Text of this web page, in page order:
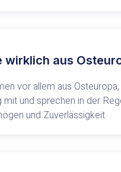
aus
vor allem aus
mit und sprechen in der
und Zuverlässigkeit.